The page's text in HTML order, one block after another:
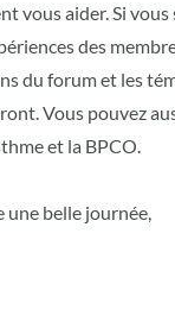
vous aider. Si
des
du forum et les
Vous pouvez
et la BPCO.
une belle journée,